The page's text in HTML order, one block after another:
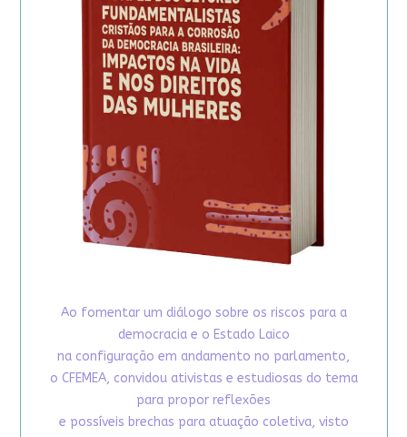
Ao fomentar um diálogo sobre os riscos para a
democracia e o Estado Laico
na configuração em andamento no parlamento,
o CFEMEA, convidou ativistas e estudiosas do tema
para propor reflexões
e possíveis brechas para atuação coletiva, visto